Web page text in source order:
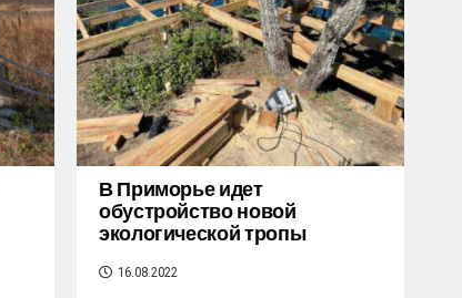
В Приморье идет
обустройство новой
экологической тропы
16.08.2022